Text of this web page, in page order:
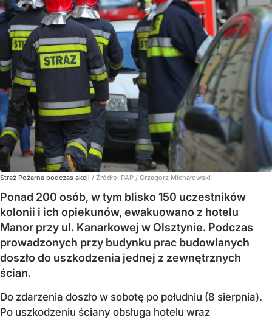
Straż Pożarna podczas akcji / Źródło: PAP / Grzegorz Michałowski
Ponad 200 osób, w tym blisko 150 uczestników
kolonii i ich opiekunów, ewakuowano z hotelu
Manor przy ul. Kanarkowej w Olsztynie. Podczas
prowadzonych przy budynku prac budowlanych
doszło do uszkodzenia jednej z zewnętrznych
ścian.
Do zdarzenia doszło w sobotę po południu (8 sierpnia).
Po uszkodzeniu ściany obsługa hotelu wraz